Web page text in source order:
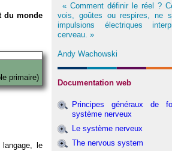
du monde
primaire)
le
« Comment définir le réel ?
vois, goûtes ou respires, ne
impulsions électriques
cerveau. »
Andy Wachowski
Documentation web
Principes généraux de
système nerveux
Le système nerveux
The nervous system